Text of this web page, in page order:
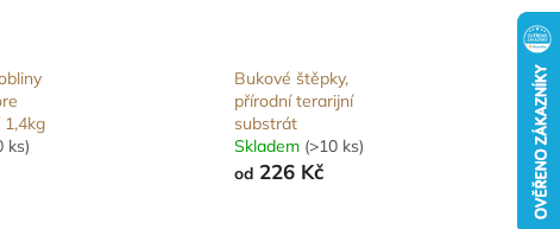
ks)
Bukové štěpky,
přírodní terarijní
substrát
Skladem (>10 ks)
od226 Kč